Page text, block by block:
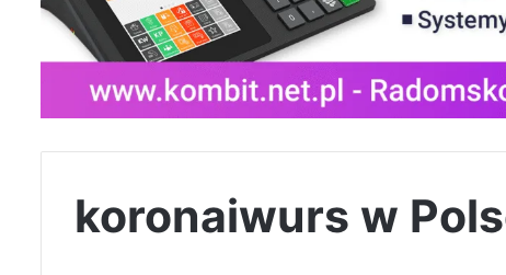
koronaiwurs w